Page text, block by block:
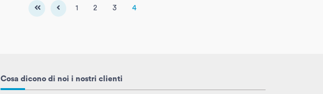
1 2 3 4
Cosa dicono di noi i nostri clienti